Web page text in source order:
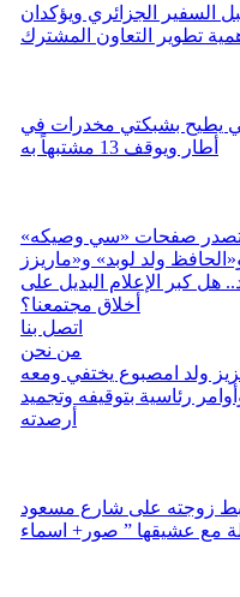
السفير الجزائري ويؤكدان
تطوير التعاون المشترك
يطيح بشبكتي مخدرات في
أطار ويوقف 13 مشتبهاً به
صفحات «سي وصيكه»
ولد لوبد» و«ماريزز
هل كبر الإعلام البديل على
أخلاق مجتمعنا؟
اتصل بنا
من نحن
ولد امصبوع يختفي ومعه
رئاسية بتوقيفه وتجميد
أرصدته
زوجته على شارع مسعود